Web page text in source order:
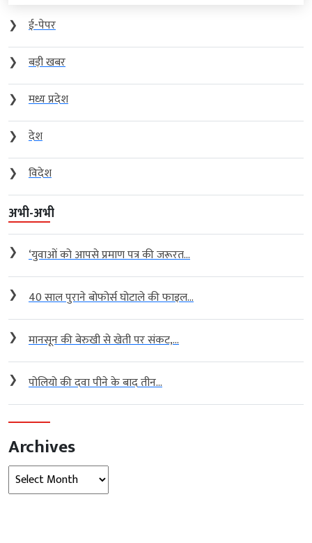
❯
ई-पेपर
❯
बड़ी खबर
❯
मध्य प्रदेश
❯
देश
❯
विदेश
अभी-अभी
❯ ‘युवाओं को आपसे प्रमाण पत्र की जरूरत...
❯ 40 साल पुराने बोफोर्स घोटाले की फाइल...
❯ मानसून की बेरुखी से खेती पर संकट,...
❯ पोलियो की दवा पीने के बाद तीन...
Archives
Archives